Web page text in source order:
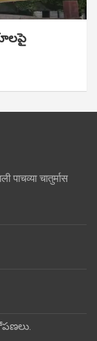
पाचव्या चातुर्मास